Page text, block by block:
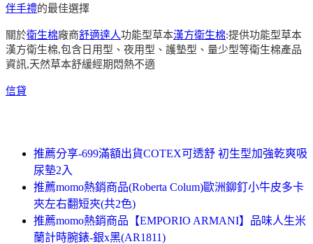
伴手禮的最佳選擇
關於衛生棉廠商舒適達人功能型草本漢方衛生棉:提供功能型草本
漢方衛生棉,包含日用型、夜用型、護墊型、量少型等衛生棉產品
資訊,天然草本舒緩經期悶熱不適
信貸
推薦分享-699滿額出貨COTEX可透舒 初生型加強乾爽吸
尿墊2入
推薦momo熱銷商品(Roberta Colum)歐洲鉚釘小牛皮多卡
夾左右翻短夾(共2色)
推薦momo熱銷商品【EMPORIO ARMANI】品味人生米
蘭計時腕錶-銀x黑(AR1811)